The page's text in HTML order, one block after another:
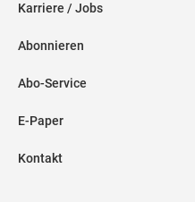
Karriere / Jobs
Abonnieren
Abo-Service
E-Paper
Kontakt